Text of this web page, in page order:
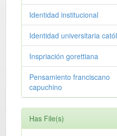
Identidad institucional
Identidad universitaria
Inspriación gorettiana
Pensamiento franciscano
capuchino
Has File(s)